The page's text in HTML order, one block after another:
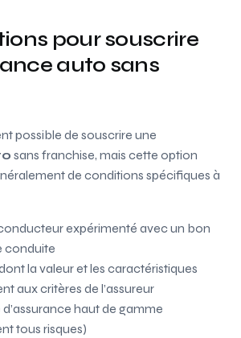
pour souscrire
auto sans
possible de souscrire une
sans franchise, mais cette option
de conditions spécifiques à
expérimenté avec un bon
conduite
la valeur et les caractéristiques
aux critères de l’assureur
haut de gamme
tous risques)